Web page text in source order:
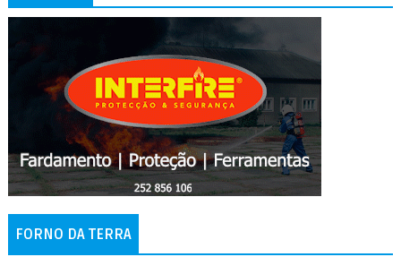
FORNO DA TERRA